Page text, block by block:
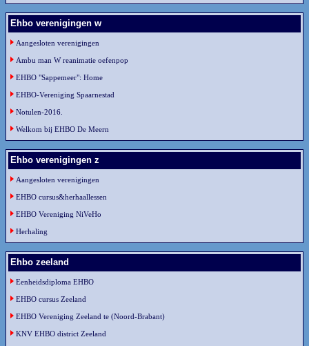
Ehbo verenigingen w
Aangesloten verenigingen
Ambu man W reanimatie oefenpop
EHBO "Sappemeer": Home
EHBO-Vereniging Spaarnestad
Notulen-2016.
Welkom bij EHBO De Meern
Ehbo verenigingen z
Aangesloten verenigingen
EHBO cursus&herhaallessen
EHBO Vereniging NiVeHo
Herhaling
Ehbo zeeland
Eenheidsdiploma EHBO
EHBO cursus Zeeland
EHBO Vereniging Zeeland te (Noord-Brabant)
KNV EHBO district Zeeland